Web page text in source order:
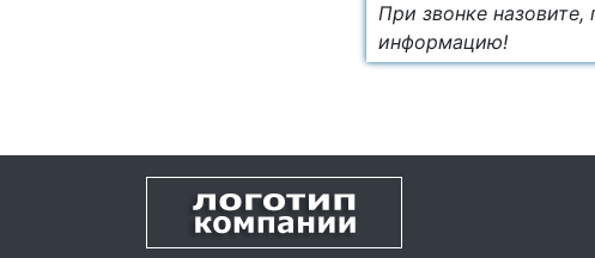
При звонке назовите,
информацию!